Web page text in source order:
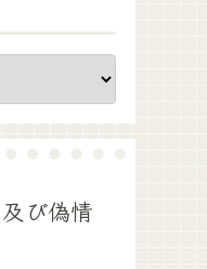
び偽情